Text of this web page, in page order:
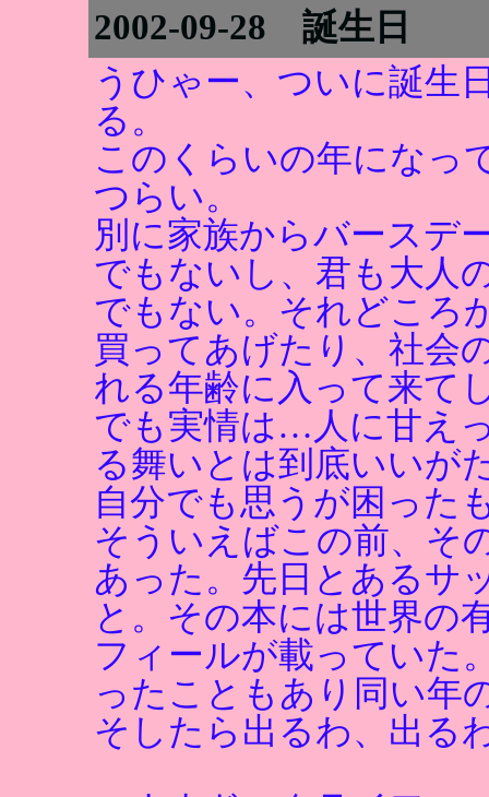
2002-09-28 誕生日
うひゃー、ついに誕生
る。
このくらいの年になっ
つらい。
別に家族からバースデ
でもないし、君も大人
でもない。それどころ
買ってあげたり、社会
れる年齢に入って来て
でも実情は…人に甘え
る舞いとは到底いいが
自分でも思うが困った
そういえばこの前、そ
あった。先日とあるサ
と。その本には世界の
フィールが載っていた
ったこともあり同い年
そしたら出るわ、出る